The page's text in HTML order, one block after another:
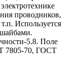
проводников,
Используется
5.8. Поле
7805-70, ГОСТ